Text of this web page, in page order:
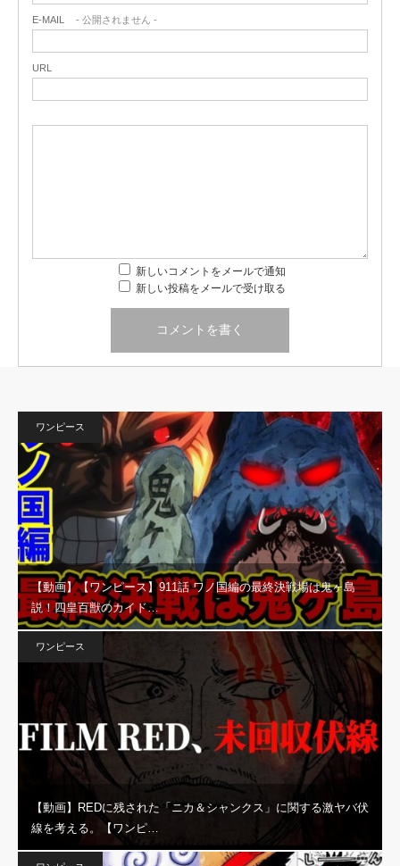
E-MAIL - 公開されません -
URL
新しいコメントをメールで通知
新しい投稿をメールで受け取る
ワンピース
【動画】【ワンピース】911話 ワノ国編の最終決戦場は鬼ヶ島
説！四皇百獣のカイド…
ワンピース
【動画】REDに残された「ニカ＆シャンクス」に関する激ヤバ伏
線を考える。【ワンピ…